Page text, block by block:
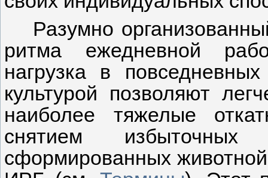
Разумно
ритма ежедневной
нагрузка в
культурой позволяют
наиболее тяжелые
снятием избыточных
сформированных